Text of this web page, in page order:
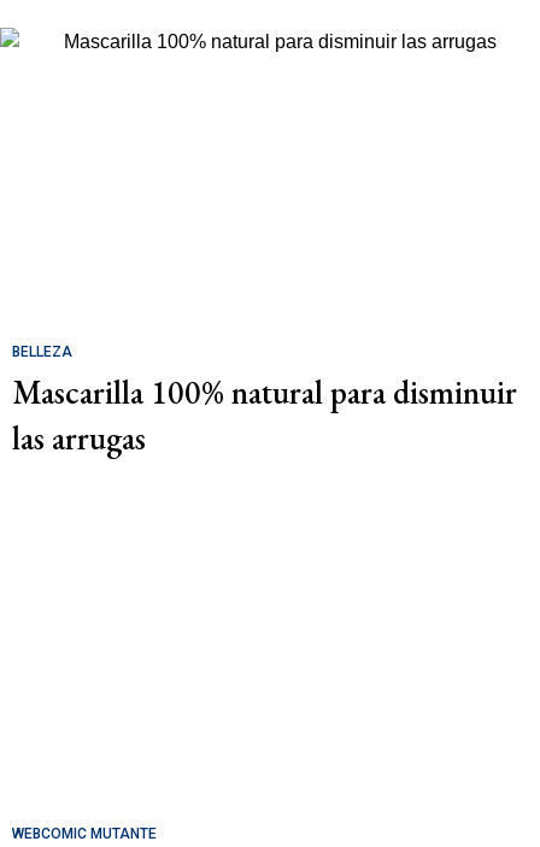
BELLEZA
Mascarilla 100% natural para disminuir
las arrugas
WEBCOMIC MUTANTE